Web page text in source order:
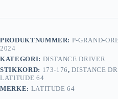
PRODUKTNUMMER: P-GRAND-
2024
KATEGORI: DISTANCE DRIVER
STIKKORD: 173-176,DISTANCE
LATITUDE 64
MERKE: LATITUDE 64